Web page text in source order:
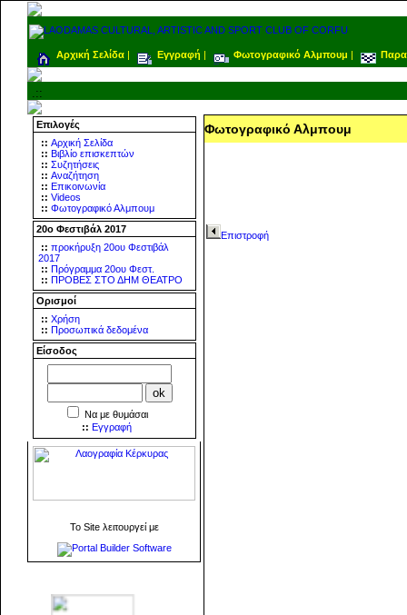
Αρχική Σελίδα | Εγγραφή | Φωτογραφικό Αλμπουμ |
.::
Επιλογές
:: Αρχική Σελίδα
:: Βιβλίο επισκεπτών
:: Συζητήσεις
:: Αναζήτηση
:: Επικοινωνία
:: Videos
:: Φωτογραφικό Αλμπουμ
20ο Φεστιβάλ 2017
:: προκήρυξη 20ου Φεστιβάλ
2017
:: Πρόγραμμα 20ου Φεστ.
:: ΠΡΟΒΕΣ ΣΤΟ ΔΗΜ ΘΕΑΤΡΟ
Ορισμοί
:: Χρήση
:: Προσωπικά δεδομένα
Είσοδος
Να με θυμάσαι
:: Εγγραφή
To Site λειτουργεί με
Φωτογραφικό Αλμπουμ
Επιστροφή